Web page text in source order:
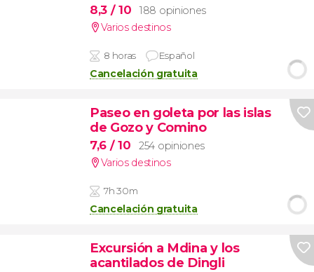
8,3 / 10
188 opiniones
Varios destinos
8 horas Español
Cancelación gratuita
Paseo en goleta por las islas
de Gozo y Comino
7,6 / 10
254 opiniones
Varios destinos
7h 30m
Cancelación gratuita
Excursión a Mdina y los
acantilados de Dingli